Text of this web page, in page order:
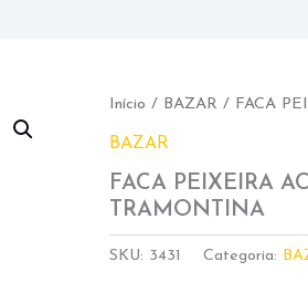
Início / BAZAR / FACA
BAZAR
FACA PEIXEIRA
TRAMONTINA
SKU: 3431 Categoria: